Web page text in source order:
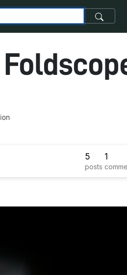
5
posts
1